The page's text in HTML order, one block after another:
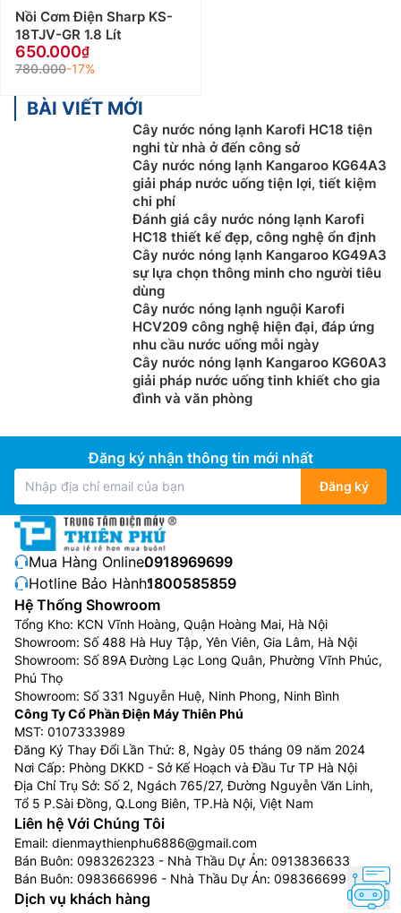
Nồi Cơm Điện Sharp KS-
18TJV-GR 1.8 Lít
650.000
780.000-17%
BÀI VIẾT MỚI
Cây nước nóng lạnh Karofi HC18 tiện
nghi từ nhà ở đến công sở
Cây nước nóng lạnh Kangaroo KG64A3
giải pháp nước uống tiện lợi, tiết kiệm
chi phí
Đánh giá cây nước nóng lạnh Karofi
HC18 thiết kế đẹp, công nghệ ổn định
Cây nước nóng lạnh Kangaroo KG49A3
sự lựa chọn thông minh cho người tiêu
dùng
Cây nước nóng lạnh nguội Karofi
HCV209 công nghệ hiện đại, đáp ứng
nhu cầu nước uống mỗi ngày
Cây nước nóng lạnh Kangaroo KG60A3
giải pháp nước uống tinh khiết cho gia
đình và văn phòng
Đăng ký nhận thông tin mới nhất
Đăng ký
Mua Hàng Online:0918969699
Hotline Bảo Hành:1800585859
Hệ Thống Showroom
Tổng Kho: KCN Vĩnh Hoàng, Quận Hoàng Mai, Hà Nội
Showroom: Số 488 Hà Huy Tập, Yên Viên, Gia Lâm, Hà Nội
Showroom: Số 89A Đường Lạc Long Quân, Phường Vĩnh Phúc,
Phú Thọ
Showroom: Số 331 Nguyễn Huệ, Ninh Phong, Ninh Bình
Công Ty Cổ Phần Điện Máy Thiên Phú
MST: 0107333989
Đăng Ký Thay Đổi Lần Thứ: 8, Ngày 05 tháng 09 năm 2024
Nơi Cấp: Phòng DKKD - Sở Kế Hoạch và Đầu Tư TP Hà Nội
Địa Chỉ Trụ Sở: Số 2, Ngách 765/27, Đường Nguyễn Văn Linh,
Tổ 5 P.Sài Đồng, Q.Long Biên, TP.Hà Nội, Việt Nam
Liên hệ Với Chúng Tôi
Email: dienmaythienphu6886@gmail.com
Bán Buôn: 0983262323 - Nhà Thầu Dự Án: 0913836633
Bán Buôn: 0983666996 - Nhà Thầu Dự Án: 0983666996
Dịch vụ khách hàng